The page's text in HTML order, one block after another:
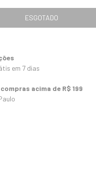
em 7 dias
acima de R$ 199